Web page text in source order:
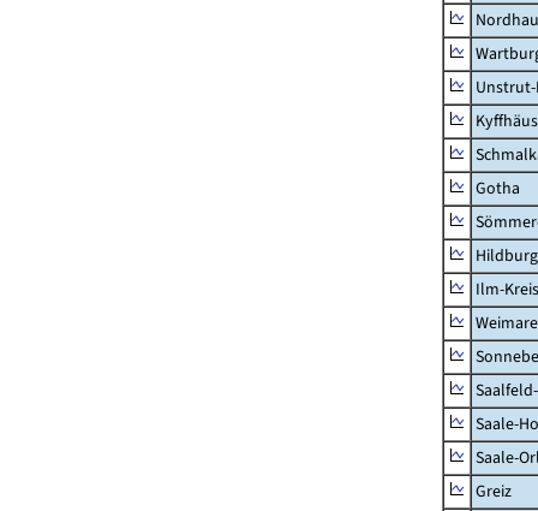
Gotha
Ilm-Kreis
Saale-
Saale-
Greiz